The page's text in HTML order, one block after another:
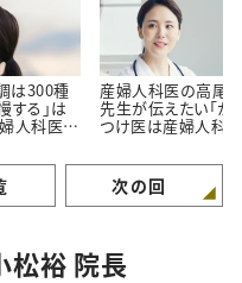
は300種
する」は
人科医高
方
産婦人科医の高尾
先生が伝えたい「か
つけ医は産婦人科
次の回
裕 院長